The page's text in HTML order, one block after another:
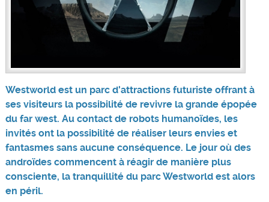
Westworld est un parc d'attractions futuriste offrant à
ses visiteurs la possibilité de revivre la grande épopée
du far west. Au contact de robots humanoïdes, les
invités ont la possibilité de réaliser leurs envies et
fantasmes sans aucune conséquence. Le jour où des
androïdes commencent à réagir de manière plus
consciente, la tranquillité du parc Westworld est alors
en péril.